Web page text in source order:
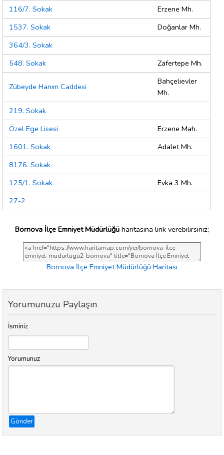
116/7. Sokak
Erzene Mh.
1537. Sokak
Doğanlar Mh.
364/3. Sokak
548. Sokak
Zafertepe Mh.
Zübeyde Hanım Caddesi
Bahçelievler
Mh.
219. Sokak
Özel Ege Lisesi
Erzene Mah.
1601. Sokak
Adalet Mh.
8176. Sokak
125/1. Sokak
Evka 3 Mh.
27-2
Bornova İlçe Emniyet Müdürlüğü haritasına link verebilirsiniz;
Bornova İlçe Emniyet Müdürlüğü Haritası
Yorumunuzu Paylaşın
İsminiz
Yorumunuz
Gönder